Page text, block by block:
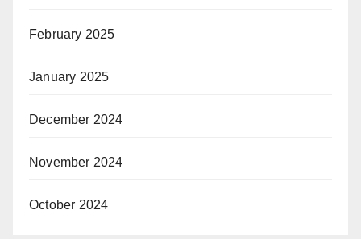
February 2025
January 2025
December 2024
November 2024
October 2024